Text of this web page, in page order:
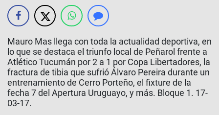
Mauro Mas llega con toda la actualidad deportiva, en
lo que se destaca el triunfo local de Peñarol frente a
Atlético Tucumán por 2 a 1 por Copa Libertadores, la
fractura de tibia que sufrió Álvaro Pereira durante un
entrenamiento de Cerro Porteño, el fixture de la
fecha 7 del Apertura Uruguayo, y más. Bloque 1. 17-
03-17.